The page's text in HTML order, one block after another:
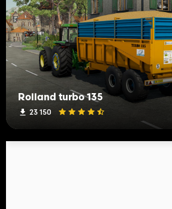
Rolland turbo 135
23 150